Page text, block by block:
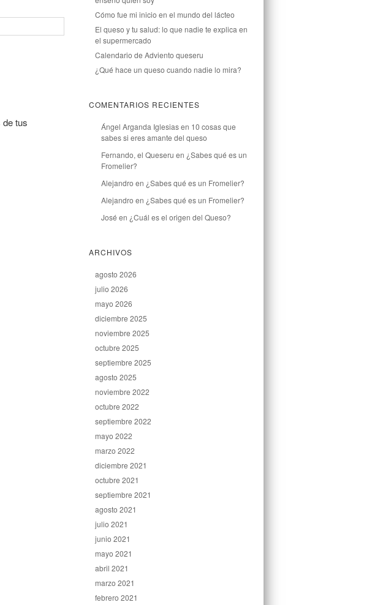
tus
Cómo fue mi inicio en el mundo del lácteo
El queso y tu salud: lo que nadie te explica en
el supermercado
Calendario de Adviento queseru
¿Qué hace un queso cuando nadie lo mira?
COMENTARIOS RECIENTES
Ángel Arganda Iglesiasen 10 cosas que
sabes si eres amante del queso
Fernando, el Queseru en ¿Sabes qué es un
Fromelier?
Alejandro en ¿Sabes qué es un Fromelier?
Alejandro en ¿Sabes qué es un Fromelier?
José en ¿Cuál es el origen del Queso?
ARCHIVOS
agosto 2026
julio 2026
mayo 2026
diciembre 2025
noviembre 2025
octubre 2025
septiembre 2025
agosto 2025
noviembre 2022
octubre 2022
septiembre 2022
mayo 2022
marzo 2022
diciembre 2021
octubre 2021
septiembre 2021
agosto 2021
julio 2021
junio 2021
mayo 2021
abril 2021
marzo 2021
febrero 2021